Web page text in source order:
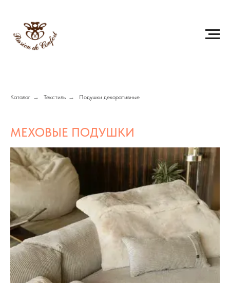
Каталог → Текстиль → Подушки декоративные
МЕХОВЫЕ ПОДУШКИ